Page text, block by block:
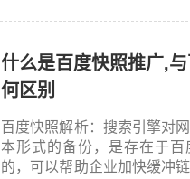
什么是百度快照推广,
何区别
百度快照解析：搜索引擎对
本形式的备份，是存在于
的，可以帮助企业加快缓冲